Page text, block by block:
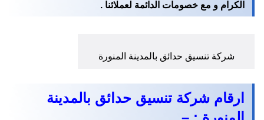
الكرام و مع خصومات الدائمة لعملائنا .
شركة تنسيق حدائق بالمدينة المنورة
ارقام شركة تنسيق حدائق بالمدينة